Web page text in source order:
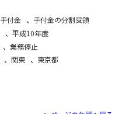
手付金 、 手付金の分割受領
、 平成10年度
、 業務停止
、 関東 、 東京都